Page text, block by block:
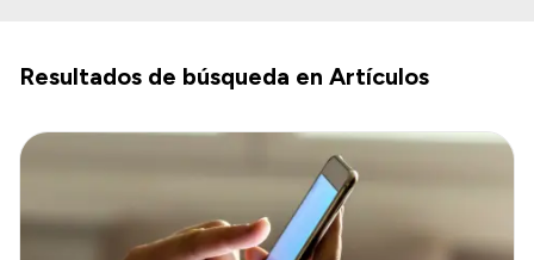
¿Qué es IPROSS?
Autoridades
Presentación CV
Resultados de búsqueda en Artículos